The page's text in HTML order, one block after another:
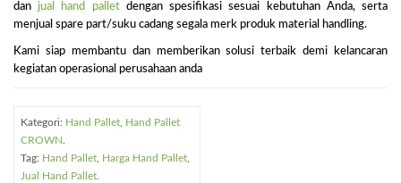
dan jual hand palletdengan spesifikasi sesuai kebutuhan Anda, serta
menjual spare part/suku cadang segala merk produk material handling.
Kami siap membantu dan memberikan solusi terbaik demi kelancaran
kegiatan operasional perusahaan anda
Kategori: Hand Pallet
Hand Pallet
CROWN
Tag: Hand Pallet Harga Hand Pallet
Jual Hand Pallet